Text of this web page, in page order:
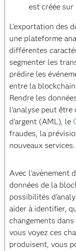
est créée
L'exportation des
une plateforme
différentes
segmenter les
prédire les
entre la
Rendre les
l'analyse peut
d'argent (AML), le
fraudes, la
nouveaux services.
Avec l'avènement
données de la
possibilités
aider à identifier,
changements
vous voyez ces
produisent, vous